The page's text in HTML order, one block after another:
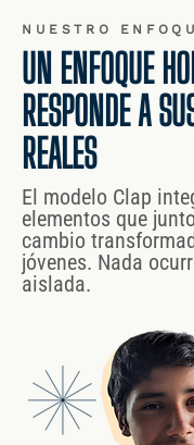
NUESTRO
UN ENFOQUE
RESPONDE A
REALES
El modelo Clap
elementos que
cambio
jóvenes. Nada
aislada.